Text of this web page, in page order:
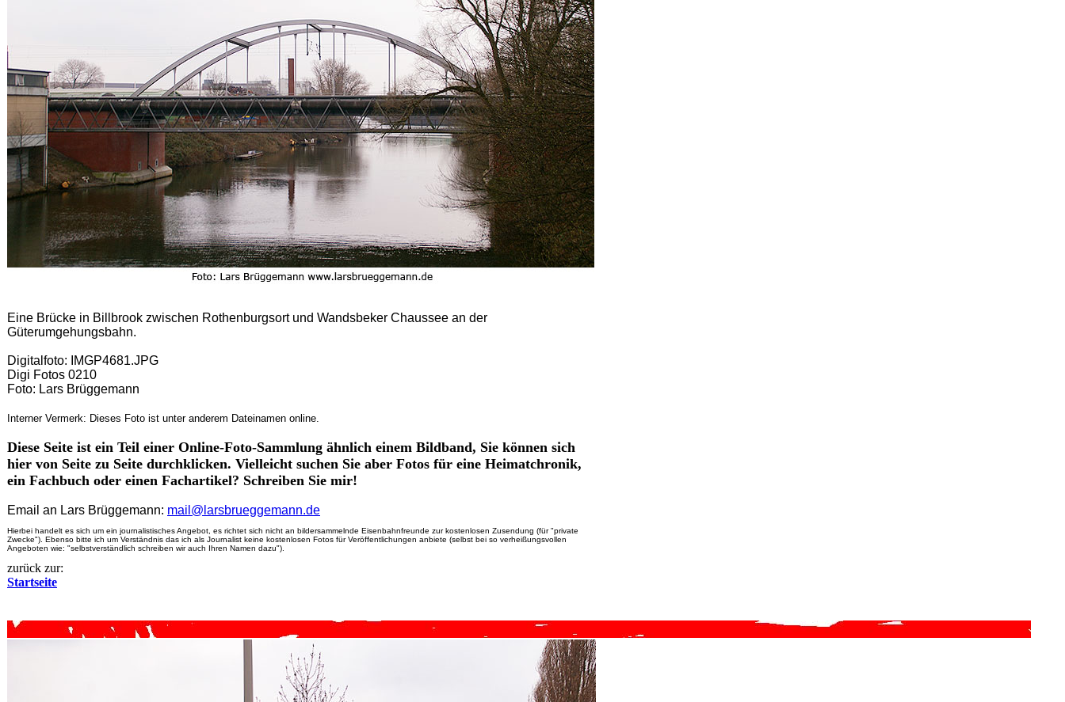
Eine Brücke in Billbrook zwischen Rothenburgsort und Wandsbeker Chaussee an der
Güterumgehungsbahn.
Digitalfoto: IMGP4681.JPG
Digi Fotos 0210
Foto: Lars Brüggemann
Interner Vermerk: Dieses Foto ist unter anderem Dateinamen online.
Diese Seite ist ein Teil einer Online-Foto-Sammlung ähnlich einem Bildband, Sie können sich
hier von Seite zu Seite durchklicken. Vielleicht suchen Sie aber Fotos für eine Heimatchronik,
ein Fachbuch oder einen Fachartikel? Schreiben Sie mir!
Email an Lars Brüggemann: mail@larsbrueggemann.de
Hierbei handelt es sich um ein journalistisches Angebot, es richtet sich nicht an bildersammelnde Eisenbahnfreunde zur kostenlosen Zusendung (für "private
Zwecke"). Ebenso bitte ich um Verständnis das ich als Journalist keine kostenlosen Fotos für Veröffentlichungen anbiete (selbst bei so verheißungsvollen
Angeboten wie: "selbstverständlich schreiben wir auch Ihren Namen dazu").
zurück zur:
Startseite